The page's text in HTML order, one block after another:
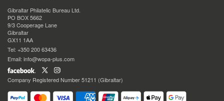
Gibraltar Philatelic Bureau Ltd.
PO BOX 5662
9/3 Cooperage Lane
Gibraltar
GX11 1AA
Tel: +350 200 63436
Email: info@wopa-plus.com
Company Registered Number 51211 (Gibraltar)